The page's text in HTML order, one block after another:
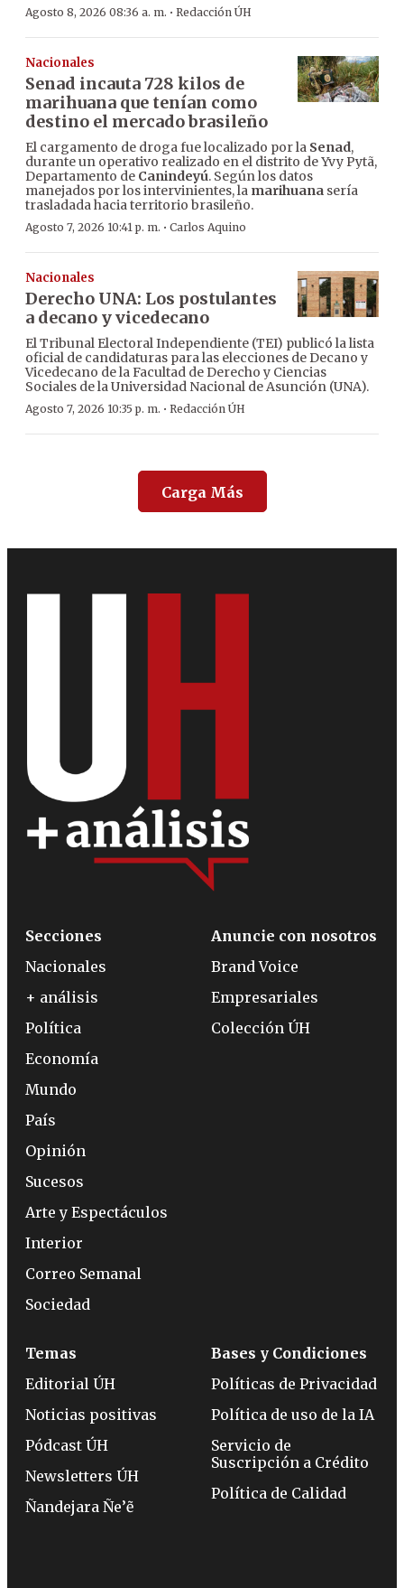
Agosto 8, 2026 08:36 a. m. · Redacción ÚH
Nacionales
Senad incauta 728 kilos de
marihuana que tenían como
destino el mercado brasileño
El cargamento de droga fue localizado por la Senad,
durante un operativo realizado en el distrito de Yvy Pytã,
Departamento de Canindeyú. Según los datos
manejados por los intervinientes, la marihuana sería
trasladada hacia territorio brasileño.
Agosto 7, 2026 10:41 p. m. · Carlos Aquino
Nacionales
Derecho UNA: Los postulantes
a decano y vicedecano
El Tribunal Electoral Independiente (TEI) publicó la lista
oficial de candidaturas para las elecciones de Decano y
Vicedecano de la Facultad de Derecho y Ciencias
Sociales de la Universidad Nacional de Asunción (UNA).
Agosto 7, 2026 10:35 p. m. · Redacción ÚH
Carga Más
Secciones
Nacionales
+ análisis
Política
Economía
Mundo
País
Opinión
Sucesos
Arte y Espectáculos
Interior
Correo Semanal
Sociedad
Anuncie con nosotros
Brand Voice
Empresariales
Colección ÚH
Temas
Editorial ÚH
Noticias positivas
Pódcast ÚH
Newsletters ÚH
Ñandejara Ñe’ẽ
Bases y Condiciones
Políticas de Privacidad
Política de uso de la IA
Servicio de
Suscripción a Crédito
Política de Calidad